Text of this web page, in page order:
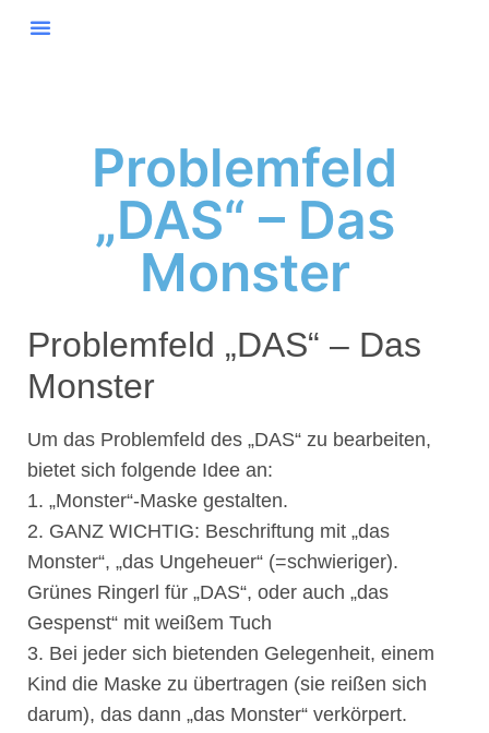
Problemfeld
„DAS“ – Das
Monster
Problemfeld „DAS“ – Das
Monster
Um das Problemfeld des „DAS“ zu bearbeiten,
bietet sich folgende Idee an:
1. „Monster“-Maske gestalten.
2. GANZ WICHTIG: Beschriftung mit „das
Monster“, „das Ungeheuer“ (=schwieriger).
Grünes Ringerl für „DAS“, oder auch „das
Gespenst“ mit weißem Tuch
3. Bei jeder sich bietenden Gelegenheit, einem
Kind die Maske zu übertragen (sie reißen sich
darum), das dann „das Monster“ verkörpert.